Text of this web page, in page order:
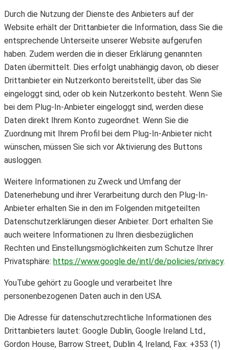
Durch die Nutzung der Dienste des Anbieters auf der
Website erhält der Drittanbieter die Information, dass Sie die
entsprechende Unterseite unserer Website aufgerufen
haben. Zudem werden die in dieser Erklärung genannten
Daten übermittelt. Dies erfolgt unabhängig davon, ob dieser
Drittanbieter ein Nutzerkonto bereitstellt, über das Sie
eingeloggt sind, oder ob kein Nutzerkonto besteht. Wenn Sie
bei dem Plug-In-Anbieter eingeloggt sind, werden diese
Daten direkt Ihrem Konto zugeordnet. Wenn Sie die
Zuordnung mit Ihrem Profil bei dem Plug-In-Anbieter nicht
wünschen, müssen Sie sich vor Aktivierung des Buttons
ausloggen.
Weitere Informationen zu Zweck und Umfang der
Datenerhebung und ihrer Verarbeitung durch den Plug-In-
Anbieter erhalten Sie in den im Folgenden mitgeteilten
Datenschutzerklärungen dieser Anbieter. Dort erhalten Sie
auch weitere Informationen zu Ihren diesbezüglichen
Rechten und Einstellungsmöglichkeiten zum Schutze Ihrer
Privatsphäre: https://www.google.de/intl/de/policies/privacy.
YouTube gehört zu Google und verarbeitet Ihre
personenbezogenen Daten auch in den USA.
Die Adresse für datenschutzrechtliche Informationen des
Drittanbieters lautet: Google Dublin, Google Ireland Ltd.,
Gordon House, Barrow Street, Dublin 4, Ireland, Fax: +353 (1)